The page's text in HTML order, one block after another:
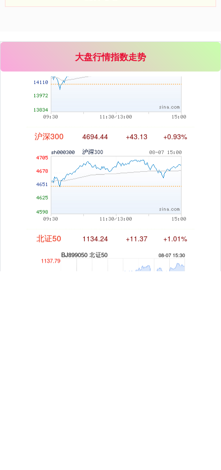
大盘行情指数走势
沪深300 4694.44 +43.13 +0.93%
北证50 1134.24 +11.37 +1.01%